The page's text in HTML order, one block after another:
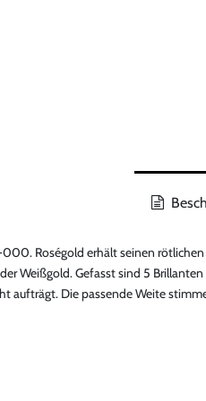
Roségold erhält seinen
Weißgold. Gefasst sind 5
aufträgt. Die passende Weite